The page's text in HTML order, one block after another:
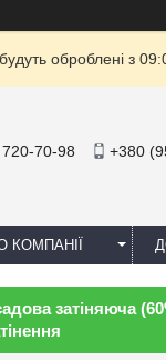
оброблені з
70-98 +380
КОМПАНІЇ
затіняюча